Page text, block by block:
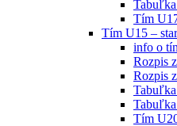
Tím
Tím U15 –
info o
Rozpis
Rozpis
Tím